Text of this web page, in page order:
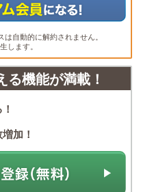
自動的に解約されません。
します。
機能が満載！
加！